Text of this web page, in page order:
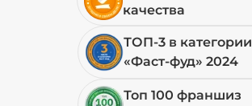
качества
ТОП-3 в категории
«Фаст-фуд» 2024
Топ 100 франшиз